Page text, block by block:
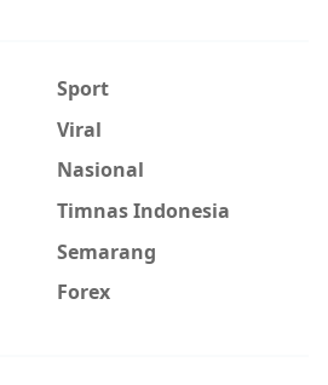
Sport
Viral
Nasional
Timnas Indonesia
Semarang
Forex